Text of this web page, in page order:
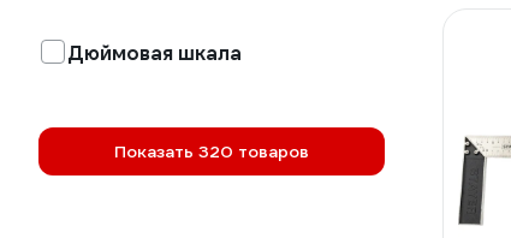
Дюймовая шкала
Показать 320 товаров